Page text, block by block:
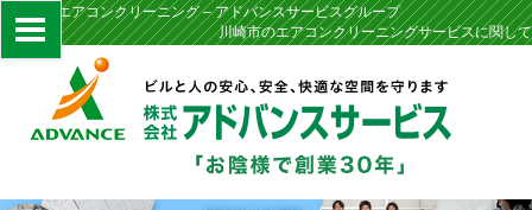
川崎市のエアコンクリーニング – アドバンスサービスグループ
川崎市のエアコンクリーニングサービスに関して